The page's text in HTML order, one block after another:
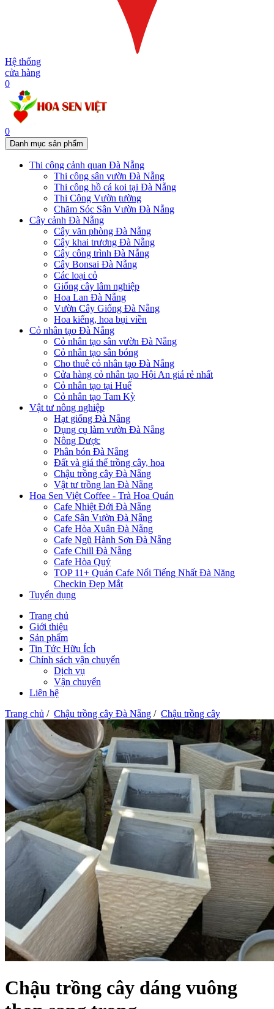
Hệ thống
cửa hàng
0
0
Danh mục sản phẩm
Thi công cảnh quan Đà Nẵng
Thi công sân vườn Đà Nẵng
Thi công hồ cá koi tại Đà Nẵng
Thi Công Vườn tường
Chăm Sóc Sân Vườn Đà Nẵng
Cây cảnh Đà Nẵng
Cây văn phòng Đà Nẵng
Cây khai trương Đà Nẵng
Cây công trình Đà Nẵng
Cây Bonsai Đà Nẵng
Các loại cỏ
Giống cây lâm nghiệp
Hoa Lan Đà Nẵng
Vườn Cây Giống Đà Nẵng
Hoa kiểng, hoa bụi viền
Cỏ nhân tạo Đà Nẵng
Cỏ nhân tạo sân vườn Đà Nẵng
Cỏ nhân tạo sân bóng
Cho thuê cỏ nhân tạo Đà Nẵng
Cửa hàng cỏ nhân tạo Hội An giá rẻ nhất
Cỏ nhân tạo tại Huế
Cỏ nhân tạo Tam Kỳ
Vật tư nông nghiệp
Hạt giống Đà Nẵng
Dụng cụ làm vườn Đà Nẵng
Nông Dược
Phân bón Đà Nẵng
Đất và giá thể trồng cây, hoa
Chậu trồng cây Đà Nẵng
Vật tư trồng lan Đà Nẵng
Hoa Sen Việt Coffee - Trà Hoa Quán
Cafe Nhiệt Đới Đà Nẵng
Cafe Sân Vườn Đà Nẵng
Cafe Hòa Xuân Đà Nẵng
Cafe Ngũ Hành Sơn Đà Nẵng
Cafe Chill Đà Nẵng
Cafe Hòa Quý
TOP 11+ Quán Cafe Nổi Tiếng Nhất Đà Năng
Checkin Đẹp Mắt
Tuyển dụng
Trang chủ
Giới thiệu
Sản phẩm
Tin Tức Hữu Ích
Chính sách vận chuyển
Dịch vụ
Vận chuyển
Liên hệ
Trang chủ / Chậu trồng cây Đà Nẵng / Chậu trồng cây
Chậu trồng cây dáng vuông